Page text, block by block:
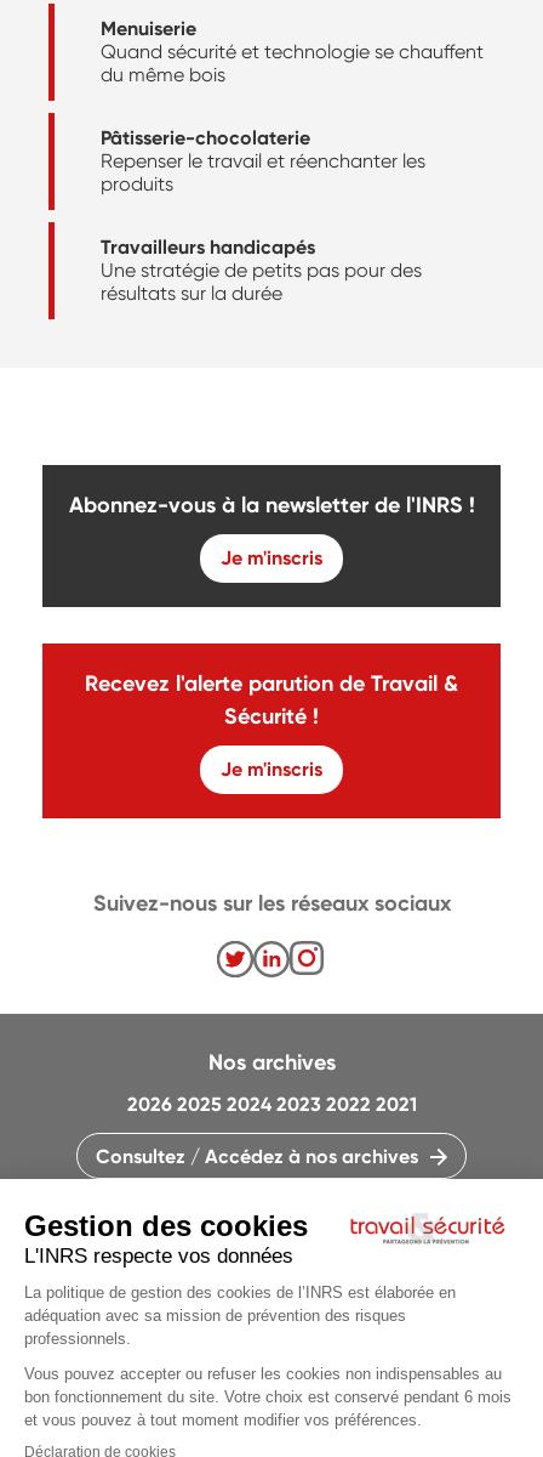
Menuiserie
Quand sécurité et technologie se chauffent
du même bois
Pâtisserie-chocolaterie
Repenser le travail et réenchanter les
produits
Travailleurs handicapés
Une stratégie de petits pas pour des
résultats sur la durée
Abonnez-vous à la newsletter de l'INRS !
Je m'inscris
Recevez l'alerte parution de Travail &
Sécurité !
Je m'inscris
CONTACTEZ LA RÉDACTION
QUI SOMMES-NOUS ?
PLAN DU SITE
PARAMÈTRES DES COOKIES
CHARTE DES COOKIES ET TRACEURS
Nos archives
2026 2025 2024 2023 2022 2021
Consultez / Accédez à nos archives
Suivez-nous sur les réseaux sociaux